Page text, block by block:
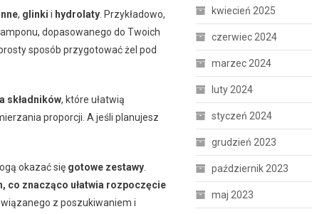
, glinki i hydrolaty . Przykładowo,
dopasowanego do Twoich
sposób przygotować żel pod
składników, które ułatwią
proporcji. A jeśli planujesz
okazać się gotowe zestawy
co znacząco ułatwia rozpoczęcie
z poszukiwaniem i
kwiecień 2025
czerwiec 2024
marzec 2024
luty 2024
styczeń 2024
grudzień 2023
październik 2023
maj 2023